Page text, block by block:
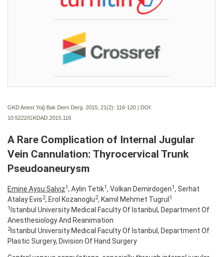
GKD Anest Yoğ Bak Dern Derg. 2015; 21(2): 116-120 | DOI:
10.5222/GKDAD.2015.116
A Rare Complication of Internal Jugular
Vein Cannulation: Thyrocervical Trunk
Pseudoaneurysm
Emine Aysu Salviz1, Aylin Tetik1, Volkan Demirdogen1, Serhat
Atalay Evis2, Erol Kozanoglu2, Kamil Mehmet Tugrul 1
1 Istanbul University Medical Faculty Of Istanbul, Department Of
Anesthesiology And Reanimation
2Istanbul University Medical Faculty Of Istanbul, Department Of
Plastic Surgery, Division Of Hand Surgery